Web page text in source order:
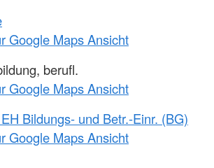
Google Maps Ansicht
berufl.
Google Maps Ansicht
Bildungs- und Betr.-Einr. (BG)
Google Maps Ansicht